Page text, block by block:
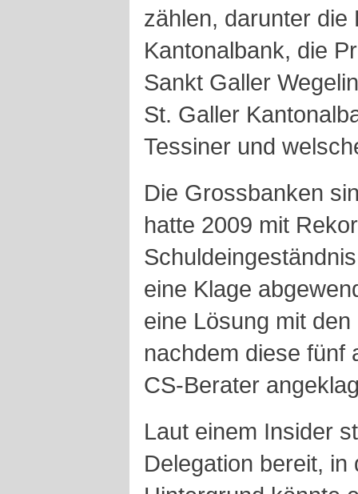
zählen, darunter
Kantonalbank, die
Sankt Galler
St. Galler
Tessiner und
Die Grossbanken
hatte 2009 mit
eine Klage
eine Lösung mit
nachdem diese fünf
CS-Berater
Laut einem Insider
Delegation bereit, in